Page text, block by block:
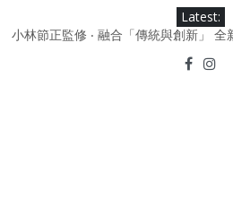
to
Latest:
小林節正監修 ‧ 融合「傳統與創新」 全
Under Armour Curry 12最新簽名鞋升